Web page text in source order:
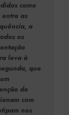
como
as
a
os
leva à
que
do
com
nos